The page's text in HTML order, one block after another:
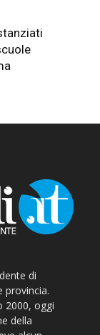
di
provincia.
2000, oggi
della